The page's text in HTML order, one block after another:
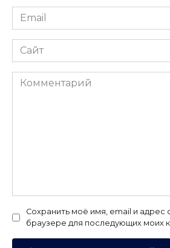
Email
*
Сайт
Комментарий
Сохранить моё имя, email и адрес
браузере для последующих моих